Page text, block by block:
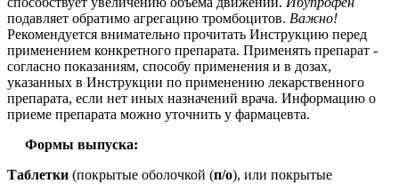
подавляет обратимо агрегацию тромбоцитов. Важно!
Рекомендуется внимательно прочитать Инструкцию перед
применением конкретного препарата. Применять препарат -
согласно показаниям, способу применения и в дозах,
указанных в Инструкции по применению лекарственного
препарата, если нет иных назначений врача. Информацию о
приеме препарата можно уточнить у фармацевта.
Формы выпуска:
Таблетки (покрытые оболочкой (п/о), или покрытые